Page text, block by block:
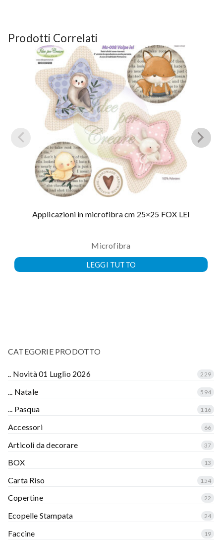
Prodotti Correlati
Applicazioni in microfibra cm 25×25 FOX LEI
Microfibra
LEGGI TUTTO
CATEGORIE PRODOTTO
.. Novità 01 Luglio 2026 229
... Natale 594
... Pasqua 116
Accessori 66
Articoli da decorare 37
BOX 13
Carta Riso 154
Copertine 22
Ecopelle Stampata 24
Faccine 19